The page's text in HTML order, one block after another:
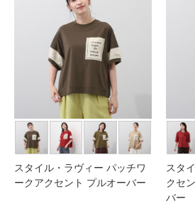
スタイル・ラヴィー パッチワ
ークアクセント プルオーバー
スタ
クセ
バー